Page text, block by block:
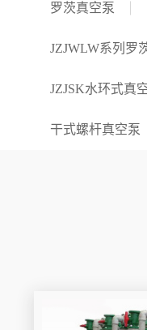
罗茨真空泵
JZJWLW系列罗
JZJSK水环式真
干式螺杆真空泵